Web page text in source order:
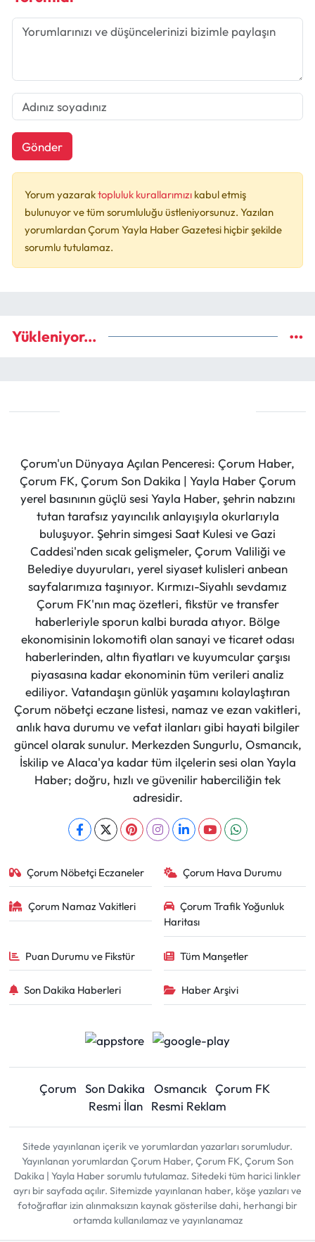
Gönder
Yorum yazaraktopluluk kurallarımızı kabul etmiş
bulunuyor ve tüm sorumluluğu üstleniyorsunuz. Yazılan
yorumlardan Çorum Yayla Haber Gazetesi hiçbir şekilde
sorumlu tutulamaz.
Yükleniyor...
Çorum'un Dünyaya Açılan Penceresi: Çorum Haber,
Çorum FK, Çorum Son Dakika | Yayla Haber Çorum
yerel basınının güçlü sesi Yayla Haber, şehrin nabzını
tutan tarafsız yayıncılık anlayışıyla okurlarıyla
buluşuyor. Şehrin simgesi Saat Kulesi ve Gazi
Caddesi'nden sıcak gelişmeler, Çorum Valiliği ve
Belediye duyuruları, yerel siyaset kulisleri anbean
sayfalarımıza taşınıyor. Kırmızı-Siyahlı sevdamız
Çorum FK'nın maç özetleri, fikstür ve transfer
haberleriyle sporun kalbi burada atıyor. Bölge
ekonomisinin lokomotifi olan sanayi ve ticaret odası
haberlerinden, altın fiyatları ve kuyumcular çarşısı
piyasasına kadar ekonominin tüm verileri analiz
ediliyor. Vatandaşın günlük yaşamını kolaylaştıran
Çorum nöbetçi eczane listesi, namaz ve ezan vakitleri,
anlık hava durumu ve vefat ilanları gibi hayati bilgiler
güncel olarak sunulur. Merkezden Sungurlu, Osmancık,
İskilip ve Alaca'ya kadar tüm ilçelerin sesi olan Yayla
Haber; doğru, hızlı ve güvenilir haberciliğin tek
adresidir.
Çorum Nöbetçi Eczaneler Çorum Hava Durumu
Çorum Namaz Vakitleri
Çorum Trafik Yoğunluk
Haritası
Puan Durumu ve Fikstür Tüm Manşetler
Son Dakika Haberleri Haber Arşivi
Çorum Son Dakika Osmancık Çorum FK
Resmi İlan
Resmi Reklam
Sitede yayınlanan içerik ve yorumlardan yazarları sorumludur.
Yayınlanan yorumlardan Çorum Haber, Çorum FK, Çorum Son
Dakika | Yayla Haber sorumlu tutulamaz. Sitedeki tüm harici linkler
ayrı bir sayfada açılır. Sitemizde yayınlanan haber, köşe yazıları ve
fotoğraflar izin alınmaksızın kaynak gösterilse dahi, herhangi bir
ortamda kullanılamaz ve yayınlanamaz